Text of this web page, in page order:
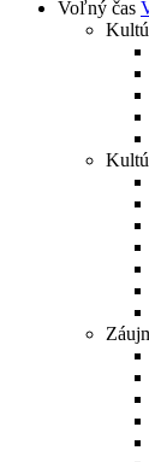
Voľný čas